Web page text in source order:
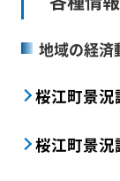
地域の経済
桜江町景
桜江町景